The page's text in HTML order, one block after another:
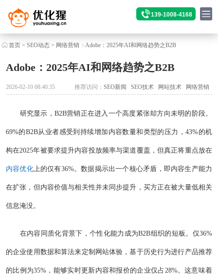
139-1008-4168
首页> SEO动态> 网络营销 Adobe：2025年AI和网络趋势之B2B
Adobe：2025年AI和网络趋势之B2B
2026-02-10 08:40:35 推荐访问：SEO新闻 SEO技术 网站技术 网络营销
研究显示，B2B营销正在进入一个高度紧张却方向未明的阶段。
69%的B2B从业者感受到持续增加内容数量和类型的压力，43%的机
构在2025年被要求提升内容投放频率与渠道覆盖，但真正将重点放在
内容优化上的仅有36%。数据揭示出一个核心矛盾，即内容生产能力
在扩张，但内容价值与相关性并未同步提升，买方正在被大量低相关
信息淹没。
在内容同质化背景下，个性化能力成为B2B组织的短板。仅36%
的企业使用数据和算法来定制网站体验，基于历史行为进行产品推荐
的比例为35%，能够实时更新内容和报价的企业仅占28%。这意味着